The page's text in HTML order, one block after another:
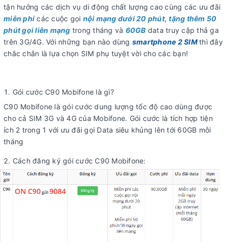
tận hưởng các dịch vụ di động chất lượng cao cùng các ưu đãi
miễn phícác cuộc gọi nội mạng dưới 20 phút,tặng thêm 50
phút gọi liên mạng trong tháng và 60GB data truy cập thả ga
trên 3G/4G. Với những bạn nào dùng smartphone 2 SIMthì đây
chắc chắn là lựa chọn SIM phụ tuyệt vời cho các bạn!
Gói cước C90 Mobifone là gì?
C90 Mobifone là gói cước dung lượng tốc độ cao dùng được
cho cả SIM 3G và 4G của Mobifone. Gói cước là tích hợp tiện
ích 2 trong 1 với ưu đãi gọi Data siêu khủng lên tới 60GB mỗi
tháng
Cách đăng ký gói cước C90 Mobifone: